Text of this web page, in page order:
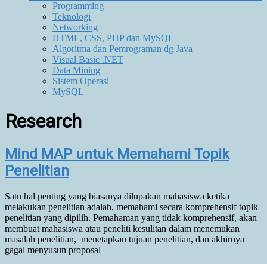
Programming
Teknologi
Networking
HTML, CSS, PHP dan MySQL
Algoritma dan Pemrograman dg Java
Visual Basic .NET
Data Mining
Sistem Operasi
MySQL
Research
Mind MAP untuk Memahami Topik
Penelitian
Satu hal penting yang biasanya dilupakan mahasiswa ketika
melakukan penelitian adalah, memahami secara komprehensif topik
penelitian yang dipilih. Pemahaman yang tidak komprehensif, akan
membuat mahasiswa atau peneliti kesulitan dalam menemukan
masalah penelitian, menetapkan tujuan penelitian, dan akhirnya
gagal menyusun proposal